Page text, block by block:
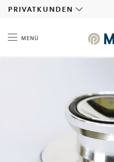
privatkunden
menü